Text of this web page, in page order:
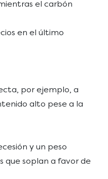
el carbón
en el último
por ejemplo, a
alto pese a la
y un peso
que soplan a favor de